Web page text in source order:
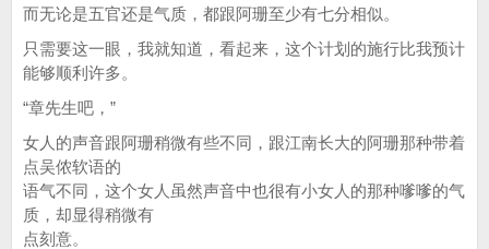
而无论是五官还是气质，都跟阿珊至少有七分相似。
只需要这一眼，我就知道，看起来，这个计划的施行比我预计
能够顺利许多。
“章先生吧，”
女人的声音跟阿珊稍微有些不同，跟江南长大的阿珊那种带着
点吴侬软语的
语气不同，这个女人虽然声音中也很有小女人的那种嗲嗲的气
质，却显得稍微有
点刻意。